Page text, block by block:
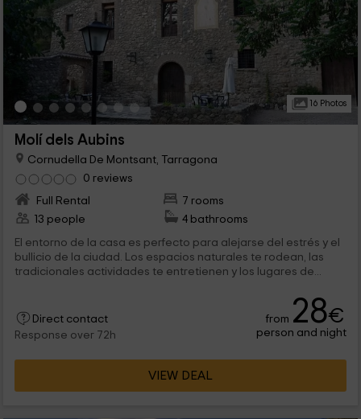
16 Photos
Molí dels Aubins
Cornudella De Montsant, Tarragona
0 reviews
Full Rental
7 rooms
13 people
4 bathrooms
El entorno de la casa es perfecto para alejarse del estrés y el
bullicio de la ciudad. Los espacios naturales te rodean, las
tradicionales actividades te entretienen y los lugares de...
Direct contact
Response over 72h
from 28€
person and night
VIEW DEAL